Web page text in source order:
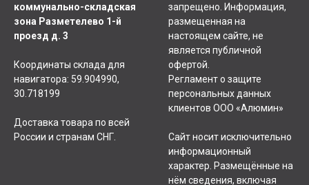
коммунально-складская
зона Разметелево 1-й
проезд д. 3
Координаты склада для
навигатора: 59.904990,
30.718199
Доставка товара по всей
России и странам СНГ.
запрещено. Информация,
размещенная на
настоящем сайте, не
является публичной
офертой.
Регламент о защите
персональных данных
клиентов ООО «Алюмин»
Сайт носит исключительно
информационный
характер. Размещённые на
нём сведения, включая